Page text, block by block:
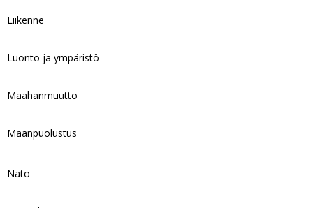
Liikenne
Luonto ja ympäristö
Maahanmuutto
Maanpuolustus
Nato